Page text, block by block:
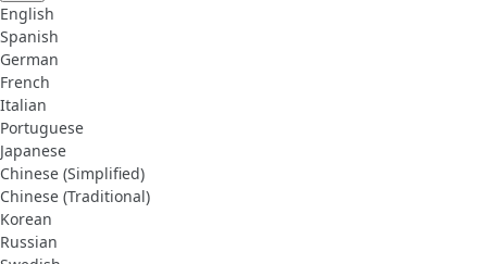
English
Spanish
German
French
Italian
Portuguese
Japanese
Chinese (Simplified)
Chinese (Traditional)
Korean
Russian